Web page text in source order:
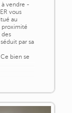
vendre -
vous
au
proximité
par sa
bien se